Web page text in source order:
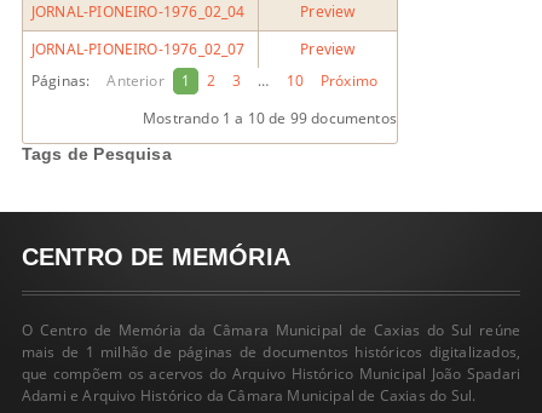
JORNAL-PIONEIRO-1976_02_04
Preview
JORNAL-PIONEIRO-1976_02_07
Preview
Páginas:
Anterior 1 2 3 … 10
Próximo
Mostrando 1 a 10de 99 documentos
Tags de Pesquisa
CENTRO DE MEMÓRIA
O Centro de Memória da Câmara Municipal de Caxias do Sul reúne
mais de 1 milhão de páginas de documentos históricos digitalizados,
que compõem os acervos do Arquivo Histórico Municipal João Spadari
Adami e Arquivo Histórico da Câmara Municipal de Caxias do Sul.